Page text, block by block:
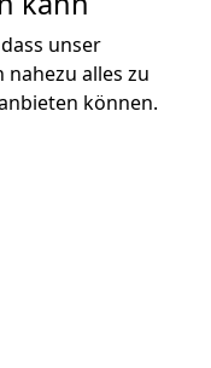
unser
alles zu
können.